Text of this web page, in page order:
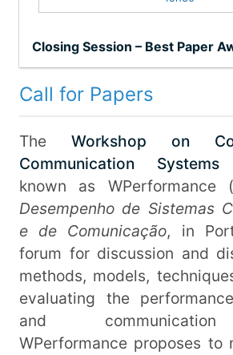
em aprendizado de
Closing Session – Best Paper
Call for Papers
The Workshop on
Communication Systems
known as WPerformance (
Desempenho de Sistemas
e de Comunicação, in
forum for discussion and
methods, models,
evaluating the
and
WPerformance proposes to